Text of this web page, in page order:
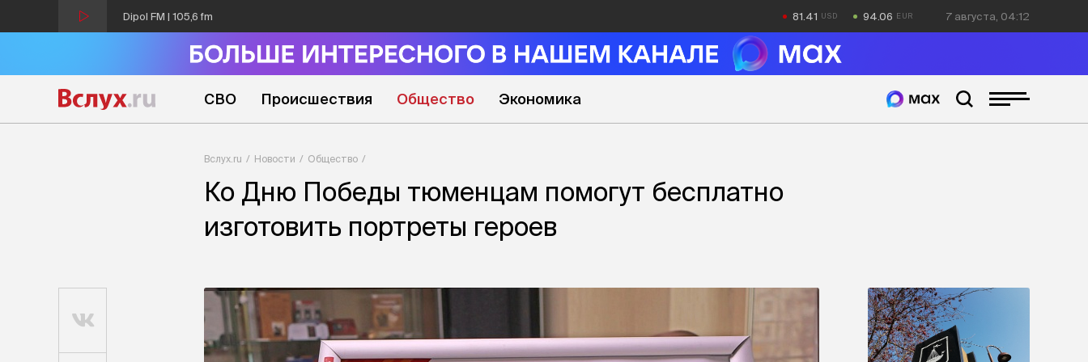
Dipol FM | 105,6 fm 81.41 94.06 7 августа, 04:12
СВО Происшествия Общество Экономика
Вслух.ru Новости Общество
Ко Дню Победы тюменцам помогут бесплатно
изготовить портреты героев